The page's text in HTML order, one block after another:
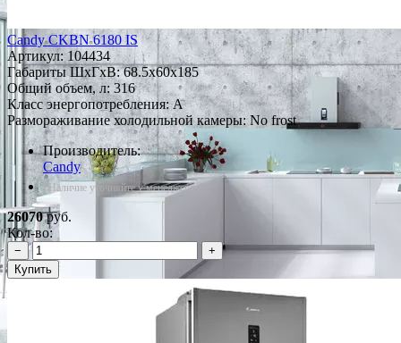
Candy CKBN 6180 IS
Артикул:104434
Габариты ШxГxВ: 68.5x60x185
Общий объем, л: 316
Класс энергопотребления: A
Размораживание холодильной камеры: No frost
Производитель:
Candy
*Наличие уточняйте у менеджера
26070руб.
Кол-во:
−
+
Купить